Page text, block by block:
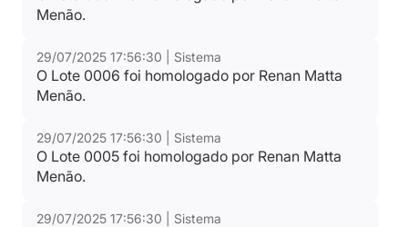
Menão.
29/07/2025 17:56:30 | Sistema
O Lote 0006 foi homologado por Renan Matta
Menão.
29/07/2025 17:56:30 | Sistema
O Lote 0005 foi homologado por Renan Matta
Menão.
29/07/2025 17:56:30 | Sistema